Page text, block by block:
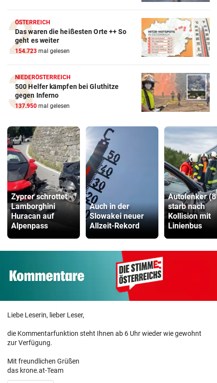
ÖSTERREICH
Das waren die heißesten Orte ++ So
geht es weiter
154.723 mal gelesen
NIEDERÖSTERREICH
500 Helfer kämpfen bei Gluthitze
gegen Inferno
137.950 mal gelesen
Zyprer schrottet
Lamborghini
Huracan auf
Alpenpass
Auch in der
Slowakei neuer
Allzeit-Rekord
Autolenker
starb nach
Kollision mit
Linienbus
Liebe Leserin, lieber Leser,
die Kommentarfunktion steht Ihnen ab 6 Uhr wieder wie gewohnt
zur Verfügung.
Mit freundlichen Grüßen
das krone.at-Team